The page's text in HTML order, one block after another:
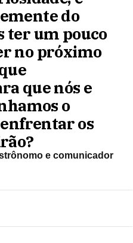
do
ter um pouco
no próximo
que nós e
o
os
e comunicador